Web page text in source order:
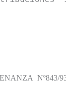
Nº843/